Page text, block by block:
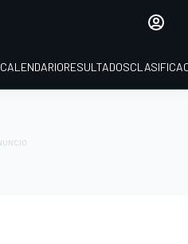
CALENDARIORESULTADOS